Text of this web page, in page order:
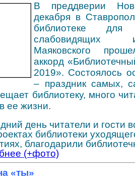
В преддверии
декабря в
библиотеке
Маяковского
аккорд
2019». Состоялось
– праздник самых,
библиотеку, много
ее жизни.
день читатели и гости
библиотеки
благодарили
(+фото)
«ты»